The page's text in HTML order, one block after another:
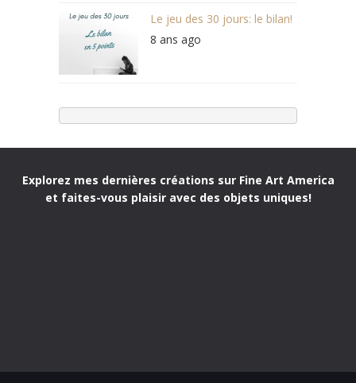
Le jeu des 30 jours: le bilan!
8 ans ago
Explorez mes dernières créations sur Fine Art America
et faites-vous plaisir avec des objets uniques!